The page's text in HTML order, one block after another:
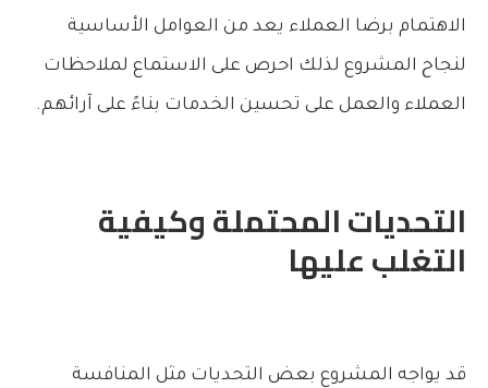
الاهتمام برضا العملاء يعد من العوامل الأساسية
لنجاح المشروع لذلك احرص على الاستماع لملاحظات
العملاء والعمل على تحسين الخدمات بناءً على آرائهم.
التحديات المحتملة وكيفية
التغلب عليها
قد يواجه المشروع بعض التحديات مثل المنافسة